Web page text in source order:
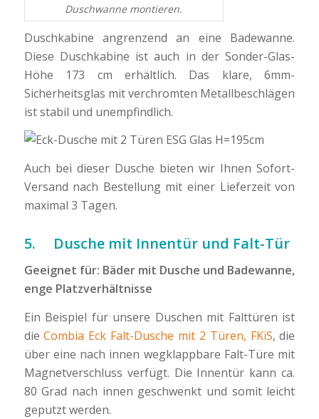
Duschwanne montieren.
Duschkabine angrenzend an eine Badewanne.
Diese Duschkabine ist auch in der Sonder-Glas-
Höhe 173 cm erhältlich. Das klare, 6mm-
Sicherheitsglas mit verchromten Metallbeschlägen
ist stabil und unempfindlich.
Auch bei dieser Dusche bieten wir Ihnen Sofort-
Versand nach Bestellung mit einer Lieferzeit von
maximal 3 Tagen.
5. Dusche mit Innentür und Falt-Tür
Geeignet für: Bäder mit Dusche und Badewanne,
enge Platzverhältnisse
Ein Beispiel für unsere Duschen mit Falttüren ist
dieCombia Eck Falt-Dusche mit 2 Türen, FKiS, die
über eine nach innen wegklappbare Falt-Türe mit
Magnetverschluss verfügt. Die Innentür kann ca.
80 Grad nach innen geschwenkt und somit leicht
geputzt werden.